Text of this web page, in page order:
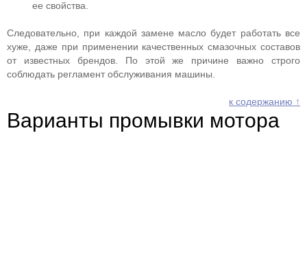
ее свойства.
Следовательно, при каждой замене масло будет работать все
хуже, даже при применении качественных смазочных составов
от известных брендов. По этой же причине важно строго
соблюдать регламент обслуживания машины.
к содержанию ↑
Варианты промывки мотора